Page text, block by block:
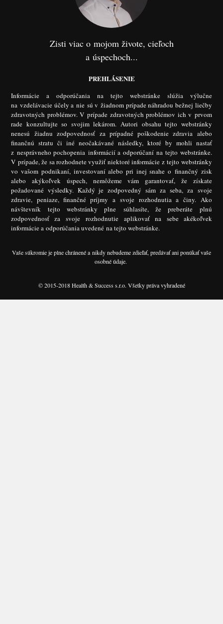
Zisti viac o mojom živote, cieľoch
a úspechoch...
PREHLÁSENIE
Informácie a odporúčania na tejto webstránke slúžia výlučne
na vzdelávacie účely a nie sú v žiadnom prípade náhradou bežnej liečby
zdravotných problémov. V prípade zdravotných problémov ich v prvom
rade konzultujte so svojim lekárom. Autori obsahu tejto webstránky
nenesú žiadnu zodpovednosť za prípadné poškodenie zdravia alebo
finančnú stratu či iné neočakávané následky, ktoré by mohli nastať
z nesprávneho pochopenia informácií a odporúčaní na tejto webstránke.
V prípade, že sa rozhodnete využiť niektoré informácie z tejto webstránky
vo vašom podnikaní, investovaní alebo pri inej snahe o finančný zisk
alebo akýkoľvek úspech, nemôžeme vám garantovať, že získate
požadované výsledky. Každý je zodpovedný sám za seba, za svoje
zdravie, peniaze, finančné príjmy a svoje rozhodnutia a činy. Ako
návštevník tejto webstránky plne súhlasíte, že preberáte plnú
zodpovednosť za svoje rozhodnutie aplikovať na sebe akékoľvek
informácie a odporúčania uvedené na tejto webstránke.
Vaše súkromie je plne chránené a nikdy nebudeme zdieľať, predávať ani ponúkať vaše
osobné údaje.
© 2015-2018 Health & Success s.r.o. Všetky práva vyhradené